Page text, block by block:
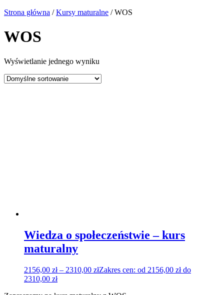
Strona główna /Kursy maturalne / WOS
WOS
Wyświetlanie jednego wyniku
Wiedza o społeczeństwie – kurs
maturalny
2156,00 zł – 2310,00 złZakres cen: od 2156,00 zł do
2310,00 zł